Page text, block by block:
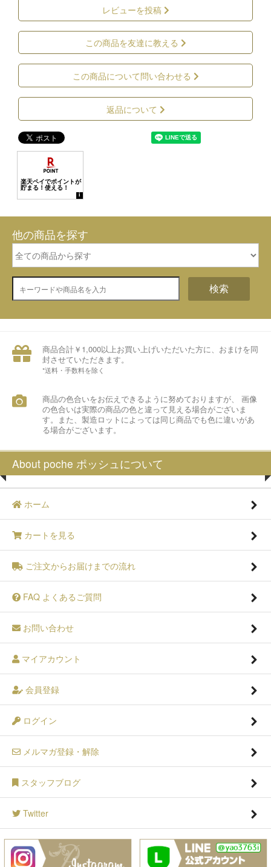
レビューを投稿
この商品を友達に教える
この商品について問い合わせる
返品について
他の商品を探す
検索
商品合計￥1,000以上お買い上げいただいた方に、おまけを同
封させていただきます。
*送料・手数料を除く
商品の色合いをお伝えできるように努めておりますが、 画像
の色合いは実際の商品の色と違って見える場合がございま
す。また、製造ロットによっては同じ商品でも色に違いがあ
る場合がございます。
About poche ポッシュについて
ホーム
カートを見る
ご注文からお届けまでの流れ
FAQ よくあるご質問
お問い合わせ
マイアカウント
会員登録
ログイン
メルマガ登録・解除
スタッフブログ
Twitter